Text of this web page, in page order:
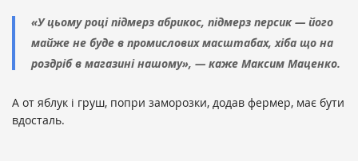
«У цьому році підмерз абрикос, підмерз персик — його
майже не буде в промислових масштабах, хіба що на
роздріб в магазині нашому», — каже Максим Маценко.
А от яблук і груш, попри заморозки, додав фермер, має бути
вдосталь.